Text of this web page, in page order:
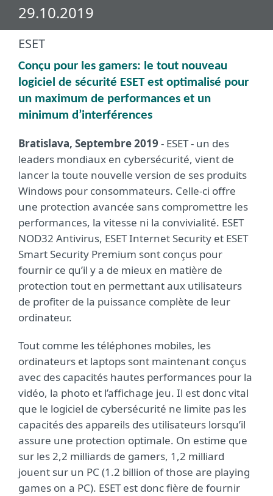
29.10.2019
ESET
Conçu pour les gamers: le tout nouveau
logiciel de sécurité ESET est optimalisé pour
un maximum de performances et un
minimum d’interférences
Bratislava, Septembre 2019 - ESET - un des
leaders mondiaux en cybersécurité, vient de
lancer la toute nouvelle version de ses produits
Windows pour consommateurs. Celle-ci offre
une protection avancée sans compromettre les
performances, la vitesse ni la convivialité. ESET
NOD32 Antivirus, ESET Internet Security et ESET
Smart Security Premium sont conçus pour
fournir ce qu’il y a de mieux en matière de
protection tout en permettant aux utilisateurs
de profiter de la puissance complète de leur
ordinateur.
Tout comme les téléphones mobiles, les
ordinateurs et laptops sont maintenant conçus
avec des capacités hautes performances pour la
vidéo, la photo et l’affichage jeu. Il est donc vital
que le logiciel de cybersécurité ne limite pas les
capacités des appareils des utilisateurs lorsqu’il
assure une protection optimale. On estime que
sur les 2,2 milliards de gamers, 1,2 milliard
jouent sur un PC (1.2 billion of those are playing
games on a PC). ESET est donc fière de fournir